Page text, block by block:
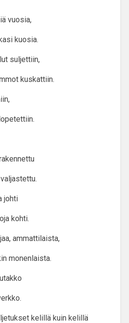
vuosia,
kuosia.
suljettiin,
kuskattiin.
johti
kohti.
ammattilaista,
monenlaista.
kelillä kuin kelillä